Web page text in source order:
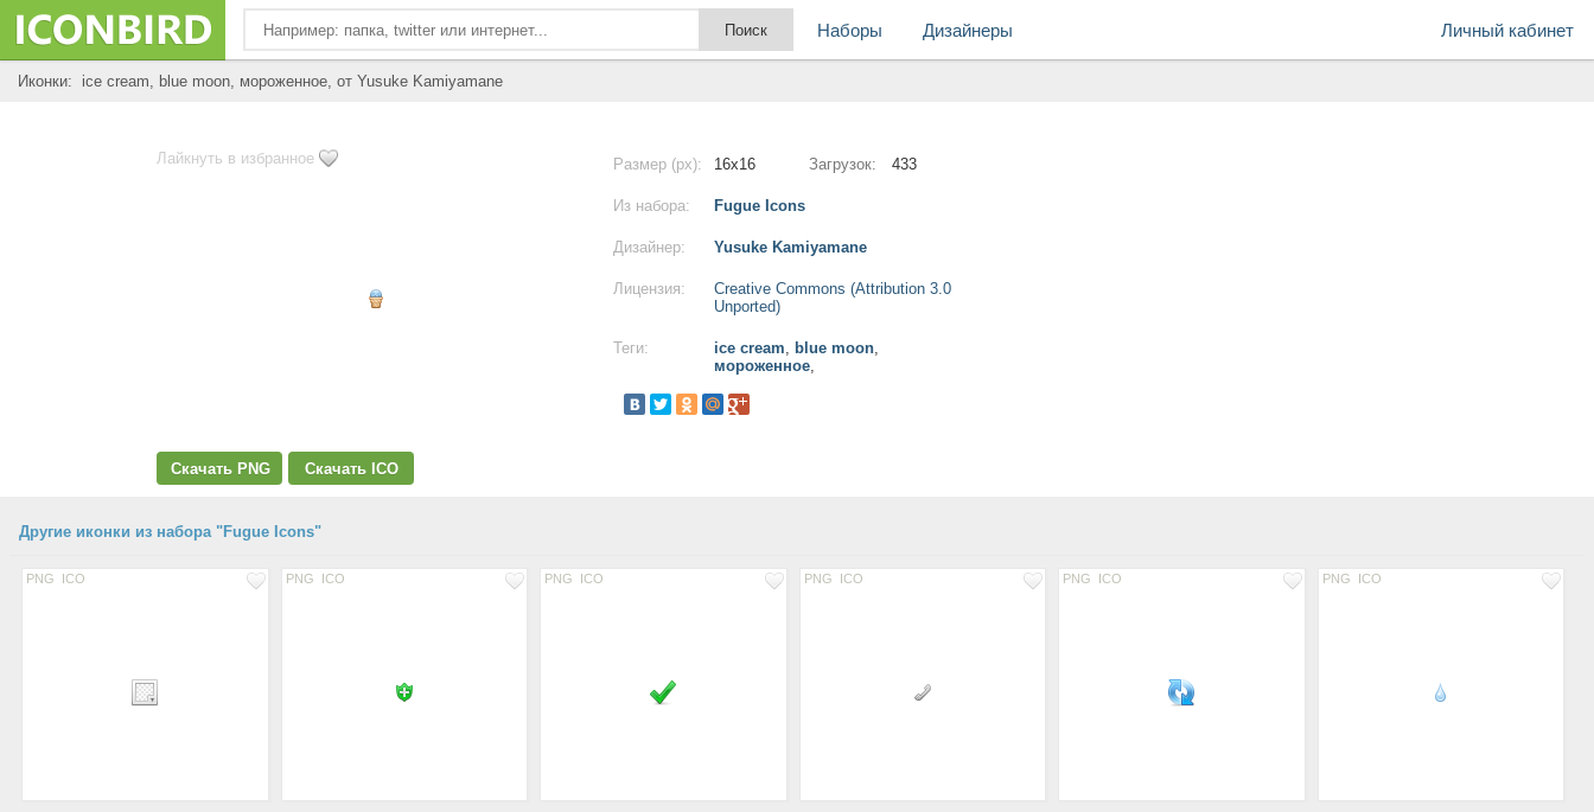
Личный кабинет
Наборы Дизайнеры
Иконки: ice cream, blue moon, мороженное, от Yusuke Kamiyamane
Лайкнуть в избранное
Скачать PNG Скачать ICO
Размер (px): 16x16 Загрузок: 433
Из набора: Fugue Icons
Дизайнер: Yusuke Kamiyamane
Лицензия:
Creative Commons (Attribution 3.0
Unported)
Теги: ice cream, blue moon,
мороженное,
Другие иконки из набора "Fugue Icons"
PNG ICO PNG ICO PNG ICO PNG ICO PNG ICO PNG ICO